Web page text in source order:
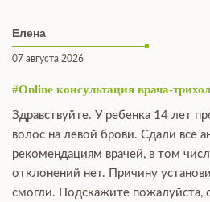
Елена
07 августа 2026
#Online консультация врача-
Здравствуйте. У ребенка 14 лет
волос на левой брови. Сдали все
рекомендациям врачей, в том
отклонений нет. Причину
смогли. Подскажите пожалуйста,